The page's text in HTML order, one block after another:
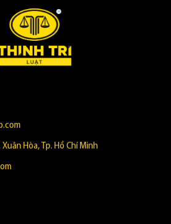
Xuân Hòa, Tp. Hồ Chí Minh